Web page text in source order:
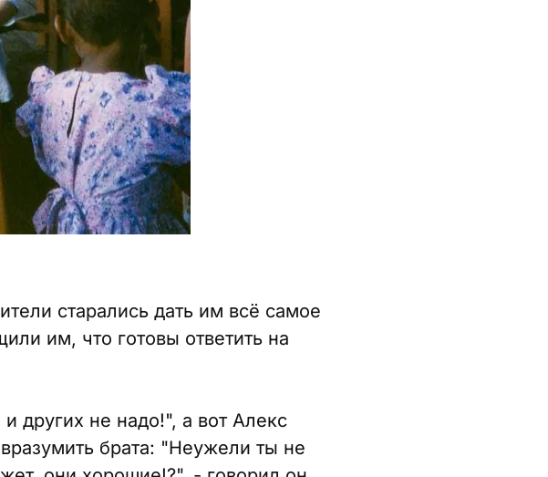
старались дать им всё самое
им, что готовы ответить на
других не надо!", а вот Алекс
брата: "Неужели ты не